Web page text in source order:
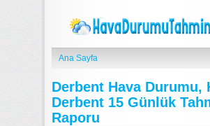
Ana Sayfa
Derbent Hava Durumu,
Derbent 15 Günlük
Raporu